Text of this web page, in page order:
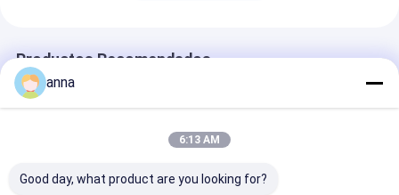
Productos Recomendados
anna
6:13 AM
Good day, what product are you looking for?